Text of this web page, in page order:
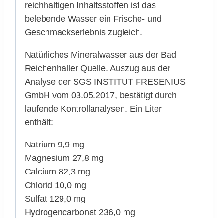
reichhaltigen Inhaltsstoffen ist das
belebende Wasser ein Frische- und
Geschmackserlebnis zugleich.
Natürliches Mineralwasser aus der Bad
Reichenhaller Quelle. Auszug aus der
Analyse der SGS INSTITUT FRESENIUS
GmbH vom 03.05.2017, bestätigt durch
laufende Kontrollanalysen. Ein Liter
enthält:
Natrium 9,9 mg
Magnesium 27,8 mg
Calcium 82,3 mg
Chlorid 10,0 mg
Sulfat 129,0 mg
Hydrogencarbonat 236,0 mg